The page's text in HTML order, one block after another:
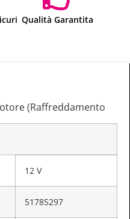
Qualità Garantita
(Raffreddamento
12 V
51785297